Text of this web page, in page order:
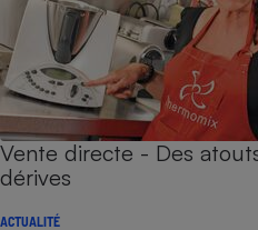
Vente directe - Des
dérives
ACTUALITÉ